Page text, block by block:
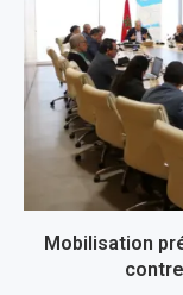
Mobilisation